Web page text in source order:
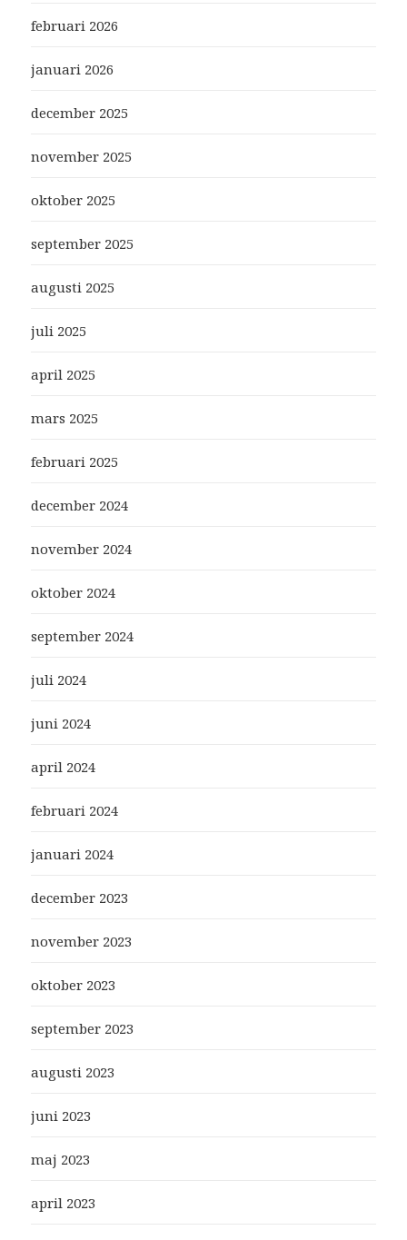
februari 2026
januari 2026
december 2025
november 2025
oktober 2025
september 2025
augusti 2025
juli 2025
april 2025
mars 2025
februari 2025
december 2024
november 2024
oktober 2024
september 2024
juli 2024
juni 2024
april 2024
februari 2024
januari 2024
december 2023
november 2023
oktober 2023
september 2023
augusti 2023
juni 2023
maj 2023
april 2023